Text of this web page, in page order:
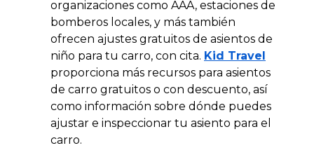
organizaciones como AAA, estaciones de
bomberos locales, y más también
ofrecen ajustes gratuitos de asientos de
niño para tu carro, con cita. Kid Travel
proporciona más recursos para asientos
de carro gratuitos o con descuento, así
como información sobre dónde puedes
ajustar e inspeccionar tu asiento para el
carro.